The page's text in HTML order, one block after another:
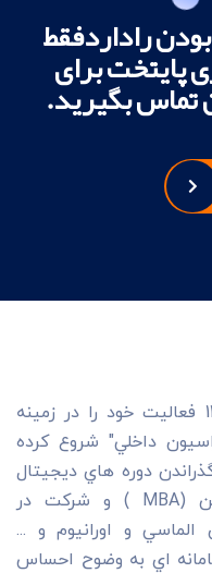
راداردفقط
پایتخت برای
تماس بگیرید.
گروه معماري پايتخت در سال 1390 فعاليت خود را در زمينه
داخلي" شروع کرده
دوره هاي ديجيتال
مارکتينگ و کسب و کارهاي نوين (MBA ) و شرکت در
الماسي و اورانيوم و ...
اي به وضوح احساس